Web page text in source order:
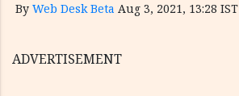
By Web Desk Beta Aug 3, 2021, 13:28 IST
ADVERTISEMENT